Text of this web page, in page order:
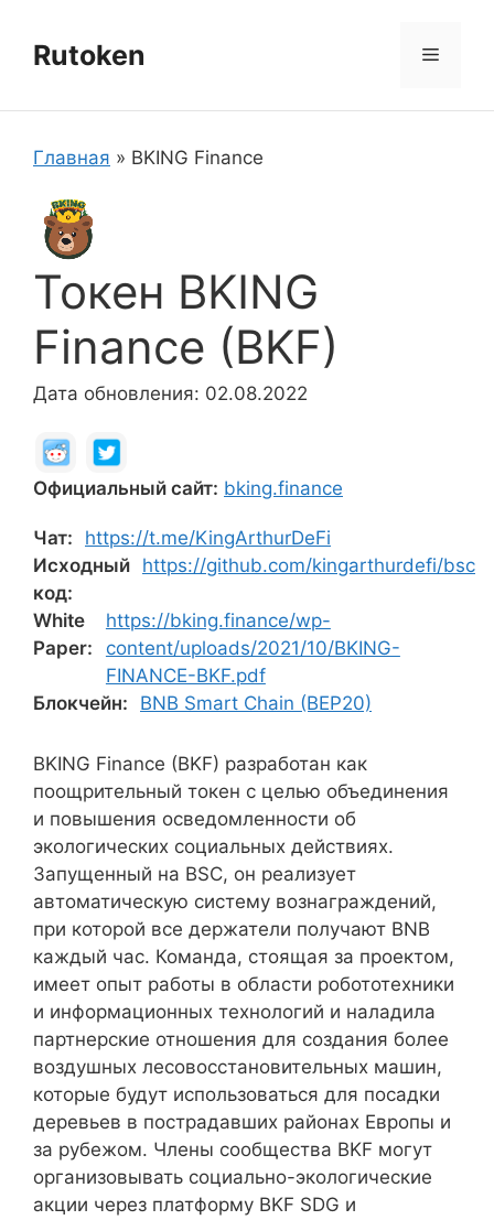
содержимому
Rutoken Меню
Главная » BKING Finance
Токен BKING
Finance (BKF)
Дата обновления: 02.08.2022
Официальный сайт: bking.finance
Чат:
https://t.me/KingArthurDeFi
Исходный
код:
https://github.com/kingarthurdefi/bsc
White
Paper:
https://bking.finance/wp-
content/uploads/2021/10/BKING-
FINANCE-BKF.pdf
Блокчейн:
BNB Smart Chain (BEP20)
BKING Finance (BKF) разработан как
поощрительный токен с целью объединения
и повышения осведомленности об
экологических социальных действиях.
Запущенный на BSC, он реализует
автоматическую систему вознаграждений,
при которой все держатели получают BNB
каждый час. Команда, стоящая за проектом,
имеет опыт работы в области робототехники
и информационных технологий и наладила
партнерские отношения для создания более
воздушных лесовосстановительных машин,
которые будут использоваться для посадки
деревьев в пострадавших районах Европы и
за рубежом. Члены сообщества BKF могут
организовывать социально-экологические
акции через платформу BKF SDG и